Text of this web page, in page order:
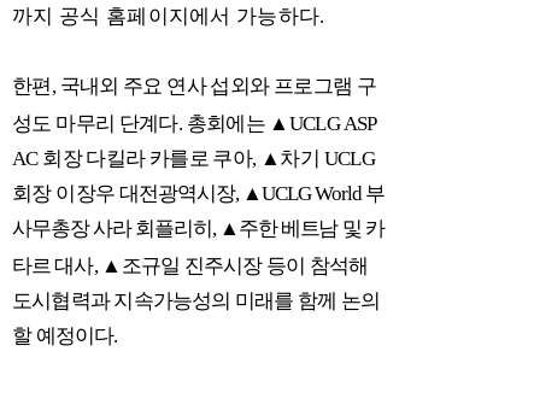
까지 공식 홈페이지에서 가능하다.
한편, 국내외 주요 연사 섭외와 프로그램 구
성도 마무리 단계다. 총회에는 ▲UCLG ASP
AC 회장 다킬라 카를로 쿠아, ▲차기 UCLG
회장 이장우 대전광역시장, ▲UCLG World부
사무총장 사라 회플리히, ▲주한 베트남 및 카
타르대사, ▲ 조규일 진주시장 등이 참석해
도시협력과 지속가능성의 미래를 함께 논의
할 예정이다.